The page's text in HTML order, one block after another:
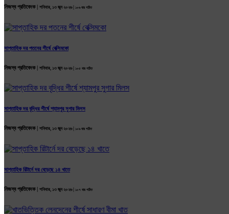
নিজস্ব প্রতিবেদক | শনিবার, ১৩ জুন ২০২৬ | ১০৬ বার পঠিত
সাপ্তাহিক দর পতনের শীর্ষে বেক্সিমকো
নিজস্ব প্রতিবেদক | শনিবার, ১৩ জুন ২০২৬ | ১০৫ বার পঠিত
সাপ্তাহিক দর বৃদ্ধির শীর্ষে শ্যামপুর সুগার মিলস
নিজস্ব প্রতিবেদক | শনিবার, ১৩ জুন ২০২৬ | ১০৯ বার পঠিত
সাপ্তাহিক রিটার্নে দর বেড়েছে ১৪ খাতে
নিজস্ব প্রতিবেদক | শনিবার, ১৩ জুন ২০২৬ | ১০৭ বার পঠিত